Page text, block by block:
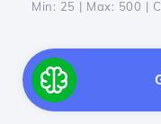
Min: 25 | Max: 500 |